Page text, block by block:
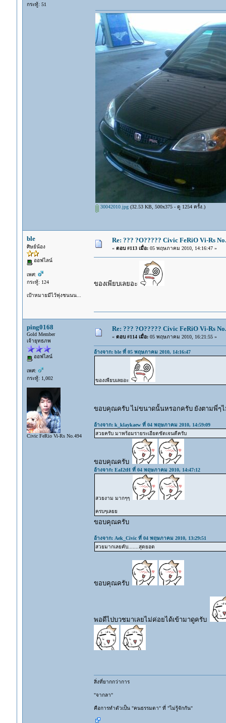
กระทู้: 51
30042010.jpg(32.53 KB, 500x375 - ดู 1254 ครั้ง.)
ble
ศิษย์น้อง
ออฟไลน์
เพศ:
กระทู้: 124
เป้าหมายมีไว้พุ่งชนนน...
Re: ??? ?O????? Civic FeRiO Vi-Rs
« ตอบ #113 เมื่อ:05 พฤษภาคม 2010, 14:16:47 »
ของเพียบเลยอะ
ping0168
Gold Member
เจ้ายุทธภพ
ออฟไลน์
เพศ:
กระทู้: 1,002
Civic FeRio Vi-Rs No.494
Re: ??? ?O????? Civic FeRiO Vi-Rs
« ตอบ #114 เมื่อ:05 พฤษภาคม 2010, 16:21:55 »
อ้างจาก: ble ที่ 05 พฤษภาคม 2010, 14:16:47
ของเพียบเลยอะ
ขอบคุณครับ ไม่ขนาดนั้นหรอกครับ ยังตามพี่ๆ
อ้างจาก: k_klaykaew ที่ 04 พฤษภาคม 2010, 14:59:09
สวยครับ มาพร้อมรายระเอียดชัดเจนดีครับ
ขอบคุณครับ
อ้างจาก: EaI2tH ที่ 04 พฤษภาคม 2010, 14:47:12
สวยงาม มากๆๆ
ครบๆเลยย
ขอบคุณครับ
อ้างจาก: Aek_Civic ที่ 04 พฤษภาคม 2010, 13:29:51
สวยมากเลยคับ.......สุดยอด
ขอบคุณครับ
พอดีไปบวชมาเลยไม่ค่อยได้เข้ามาดูครับ
สิ่งที่ยากกว่าการ
"จากลา"
คือการทำตัวเป็น "คนธรรมดา" ที่ "ไม่รู้จักกัน"